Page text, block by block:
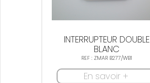
INTERRUPTEUR DOUBLE
BLANC
REF : ZMAR B277/WB1
En savoir +